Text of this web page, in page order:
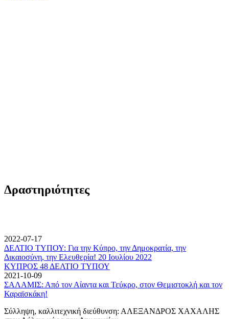
Δραστηριότητες
2022-07-17
ΔΕΛΤΙΟ ΤΥΠΟΥ: Για την Κύπρο, την Δημοκρατία, την
Δικαιοσύνη, την Ελευθερία! 20 Ιουλίου 2022
ΚΥΠΡΟΣ 48 ΔΕΛΤΙΟ ΤΥΠΟΥ
2021-10-09
ΣΑΛΑΜΙΣ: Από τον Αίαντα και Τεύκρο, στον Θεμιστοκλή και τον
Καραϊσκάκη!
Σύλληψη, καλλιτεχνική διεύθυνση: ΑΛΕΞΑΝΔΡΟΣ ΧΑΧΑΛΗΣ